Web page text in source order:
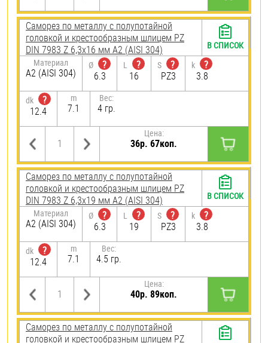
Саморез по металлу с полупотайной
головкой и крестообразным шлицем PZ
DIN 7983 Z 6,3х16 мм А2 (AISI 304)
Материал
А2 (AISI 304)
Ø
?
6.3
L
?
16
S
?
PZ3
k
?
3.8
dk
?
12.4
m
7.1
Вес:
4 гр.
Цена:
36р. 67коп.
В СПИСОК
Саморез по металлу с полупотайной
головкой и крестообразным шлицем PZ
DIN 7983 Z 6,3х19 мм А2 (AISI 304)
Материал
А2 (AISI 304)
Ø
?
6.3
L
?
19
S
?
PZ3
k
?
3.8
dk
?
12.4
m
7.1
Вес:
4.5 гр.
Цена:
40р. 89коп.
В СПИСОК
Саморез по металлу с полупотайной
головкой и крестообразным шлицем PZ